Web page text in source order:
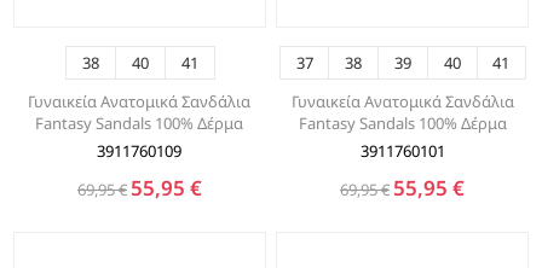
38 40
41
Γυναικεία Ανατομικά Σανδάλια
Fantasy Sandals 100% Δέρμα
3911760109
69,95 € 55,95 €
37 38 39 40
41
Γυναικεία Ανατομικά Σανδάλια
Fantasy Sandals 100% Δέρμα
3911760101
69,95 € 55,95 €